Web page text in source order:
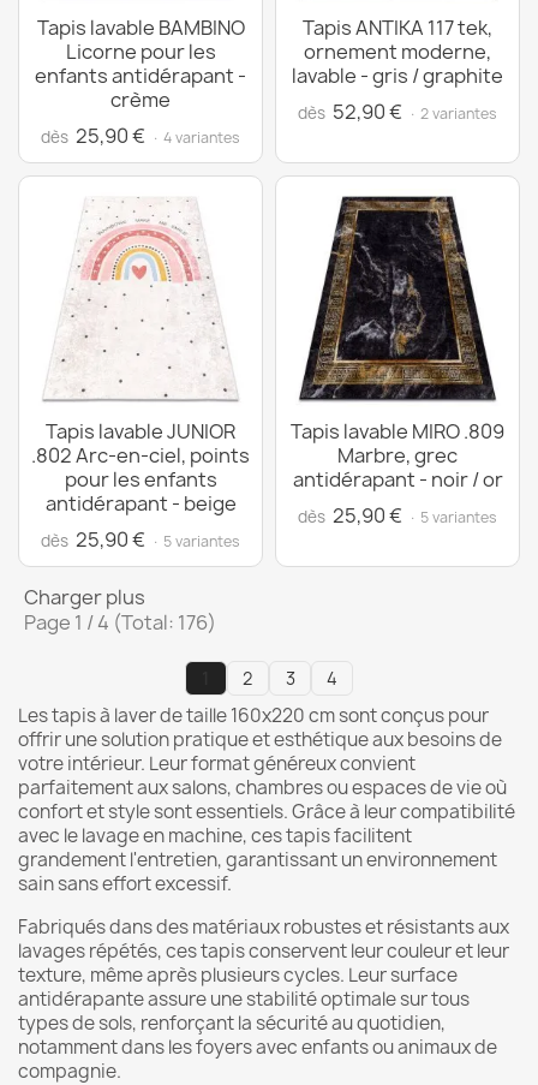
Tapis lavable BAMBINO
Licorne pour les
enfants antidérapant -
crème
dès 25,90 € · 4 variantes
Tapis ANTIKA 117 tek,
ornement moderne,
lavable - gris / graphite
dès 52,90 € · 2 variantes
Tapis lavable JUNIOR
.802 Arc-en-ciel, points
pour les enfants
antidérapant - beige
dès 25,90 € · 5 variantes
Tapis lavable MIRO .809
Marbre, grec
antidérapant - noir / or
dès 25,90 € · 5 variantes
Charger plus
Page 1 / 4 (Total: 176)
2 3 4
Les tapis à laver de taille 160x220 cm sont conçus pour
offrir une solution pratique et esthétique aux besoins de
votre intérieur. Leur format généreux convient
parfaitement aux salons, chambres ou espaces de vie où
confort et style sont essentiels. Grâce à leur compatibilité
avec le lavage en machine, ces tapis facilitent
grandement l'entretien, garantissant un environnement
sain sans effort excessif.
Fabriqués dans des matériaux robustes et résistants aux
lavages répétés, ces tapis conservent leur couleur et leur
texture, même après plusieurs cycles. Leur surface
antidérapante assure une stabilité optimale sur tous
types de sols, renforçant la sécurité au quotidien,
notamment dans les foyers avec enfants ou animaux de
compagnie.